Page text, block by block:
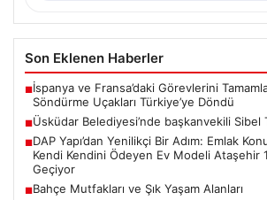
Son Eklenen Haberler
■İspanya ve Fransa’daki Görevlerini
Söndürme Uçakları Türkiye’ye Döndü
■Üsküdar Belediyesi’nde başkanvekili Sibel
■DAP Yapı’dan Yenilikçi Bir Adım: Emlak
Kendi Kendini Ödeyen Ev Modeli Ataşehir
Geçiyor
■Bahçe Mutfakları ve Şık Yaşam Alanları